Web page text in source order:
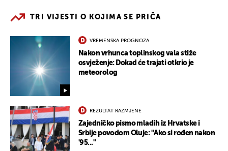
TRI VIJESTI O KOJIMA SE PRIČA
VREMENSKA PROGNOZA
Nakon vrhunca toplinskog vala stiže
osvježenje: Dokad će trajati otkrio je
meteorolog
REZULTAT RAZMJENE
Zajedničko pismo mladih iz Hrvatske i
Srbije povodom Oluje: "Ako si rođen nakon
'95..."